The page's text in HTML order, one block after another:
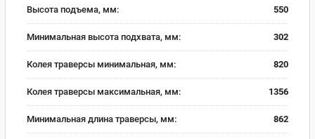
Высота подъема, мм: 550
Минимальная высота подхвата, мм: 302
Колея траверсы минимальная, мм: 820
Колея траверсы максимальная, мм: 1356
Минимальная длина траверсы, мм: 862